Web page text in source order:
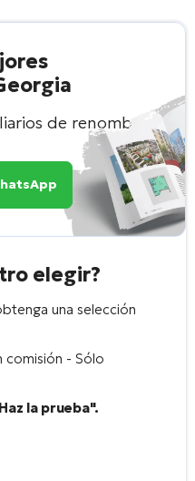
de renombre
elegir?
una selección
- Sólo
la prueba".